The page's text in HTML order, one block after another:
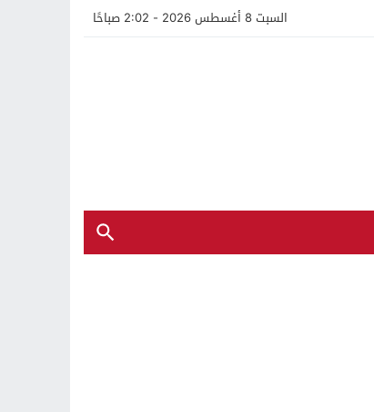
السبت 8 أغسطس 2026 - 2:02 صباحًا